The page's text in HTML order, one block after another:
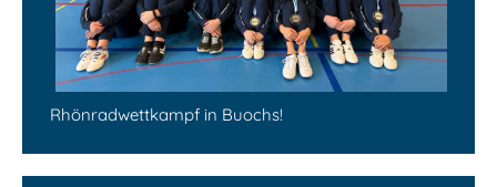
Rhönradwettkampf in Buochs!